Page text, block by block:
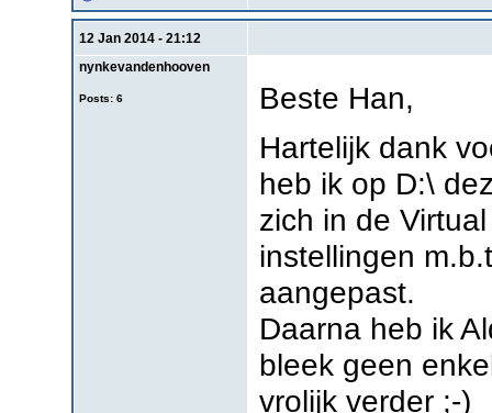
12 Jan 2014 - 21:12
nynkevandenhooven
Posts: 6
Beste Han,
Hartelijk dank
heb ik op D:\
zich in de
instellingen
aangepast.
Daarna heb ik
bleek geen
vrolijk verder ;-)